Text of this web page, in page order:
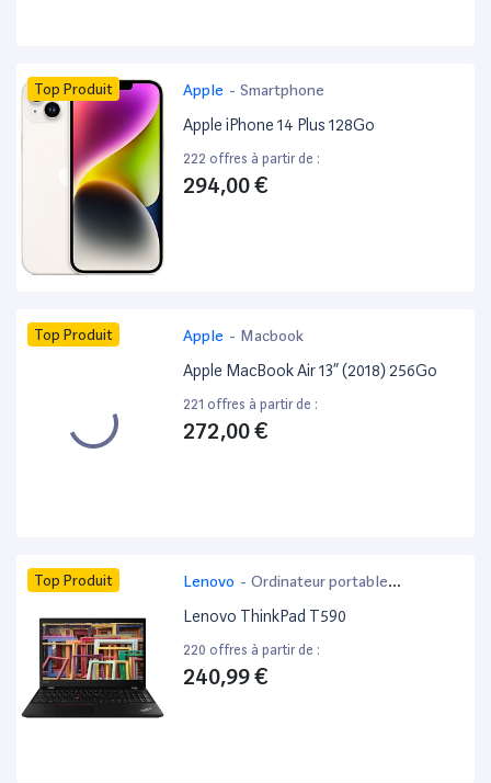
Top Produit Apple - Smartphone
Apple iPhone 14 Plus 128Go
222 offres à partir de :
294,00 €
Top Produit Apple - Macbook
Apple MacBook Air 13” (2018) 256Go
221 offres à partir de :
272,00 €
Top Produit Lenovo - Ordinateur portable
bureautique
Lenovo ThinkPad T590
220 offres à partir de :
240,99 €